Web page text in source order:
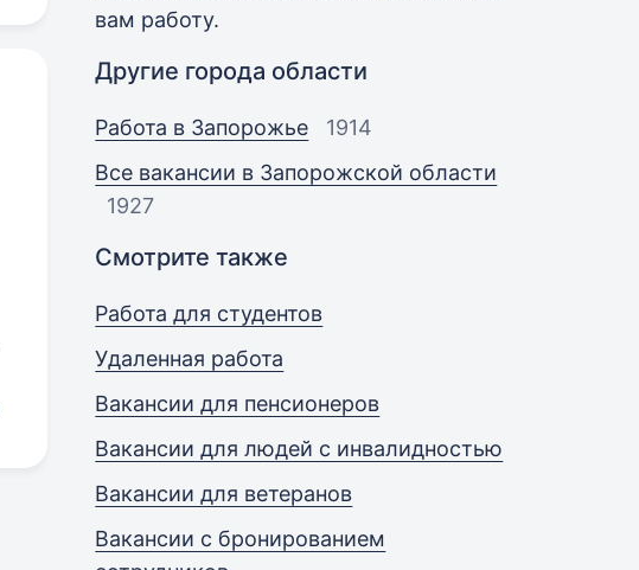
вам работу.
Другие города области
Работа в Запорожье
1914
Все вакансии в Запорожской области
1927
Смотрите также
Работа для студентов
Удаленная работа
Вакансии для пенсионеров
Вакансии для людей с инвалидностью
Вакансии для ветеранов
Вакансии с бронированием